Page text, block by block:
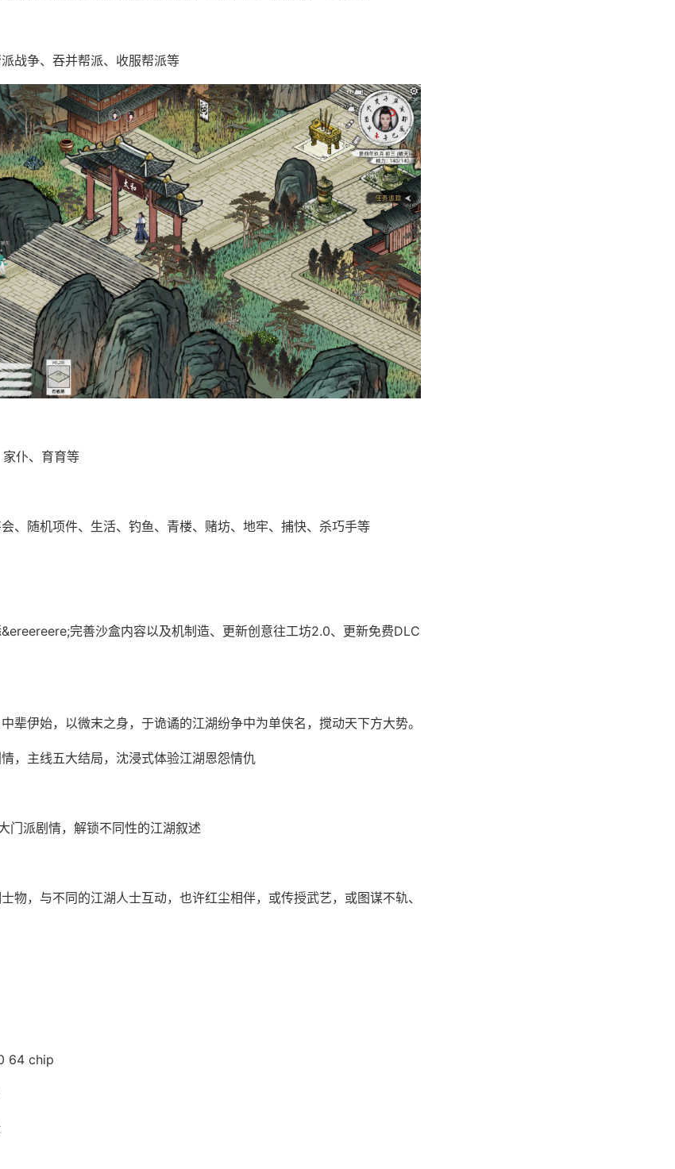
战争、吞并帮派、收服帮派等
仆、育育等
、随机项件、生活、钓鱼、青楼、赌坊、地牢、捕快、杀巧手等
完善沙盒内容以及机制造、更新创意往工坊2.0、更新免费DLC
辈伊始，以微末之身，于诡谲的江湖纷争中为单侠名，搅动天下方大势。
，主线五大结局，沈浸式体验江湖恩怨情仇
派剧情，解锁不同性的江湖叙述
，与不同的江湖人士互动，也许红尘相伴，或传授武艺，或图谋不轨、
64 chip